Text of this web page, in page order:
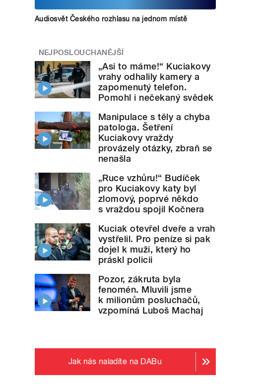
Audiosvět Českého rozhlasu na jednom místě
NEJPOSLOUCHANĚJŠÍ
„Asi to máme!“ Kuciakovy
vrahy odhalily kamery a
zapomenutý telefon.
Pomohl i nečekaný svědek
Manipulace s těly a chyba
patologa. Šetření
Kuciakovy vraždy
provázely otázky, zbraň se
nenašla
„Ruce vzhůru!“ Budíček
pro Kuciakovy katy byl
zlomový, poprvé někdo
s vraždou spojil Kočnera
Kuciak otevřel dveře a vrah
vystřelil. Pro peníze si pak
dojel k muži, který ho
práskl policii
Pozor, zákruta byla
fenomén. Mluvili jsme
k milionům posluchačů,
vzpomíná Luboš Machaj
Jak nás naladíte na DABu